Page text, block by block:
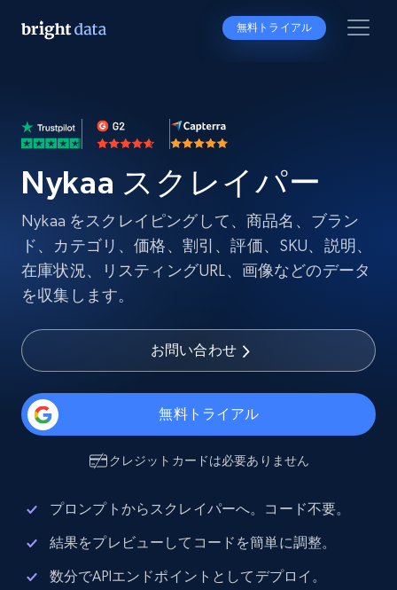
無料トライアル
Nykaa スクレイパー
Nykaa をスクレイピングして、商品名、ブラン
ド、カテゴリ、価格、割引、評価、SKU、説明、
在庫状況、リスティングURL、画像などのデータ
を収集します。
お問い合わせ
無料トライアル
クレジットカードは必要ありません
プロンプトからスクレイパーへ。コード不要。
結果をプレビューしてコードを簡単に調整。
数分でAPIエンドポイントとしてデプロイ。